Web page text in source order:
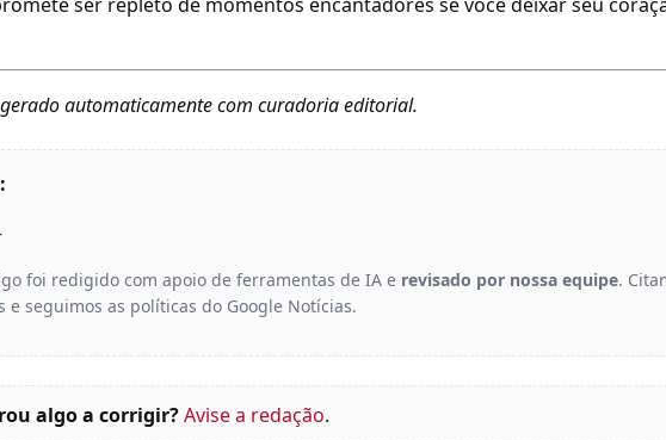
automaticamente com curadoria editorial.
foi redigido com apoio de ferramentas de IA e revisado por nossa equipe.
e seguimos as políticas do Google Notícias.
algo a corrigir?Avise a redação.